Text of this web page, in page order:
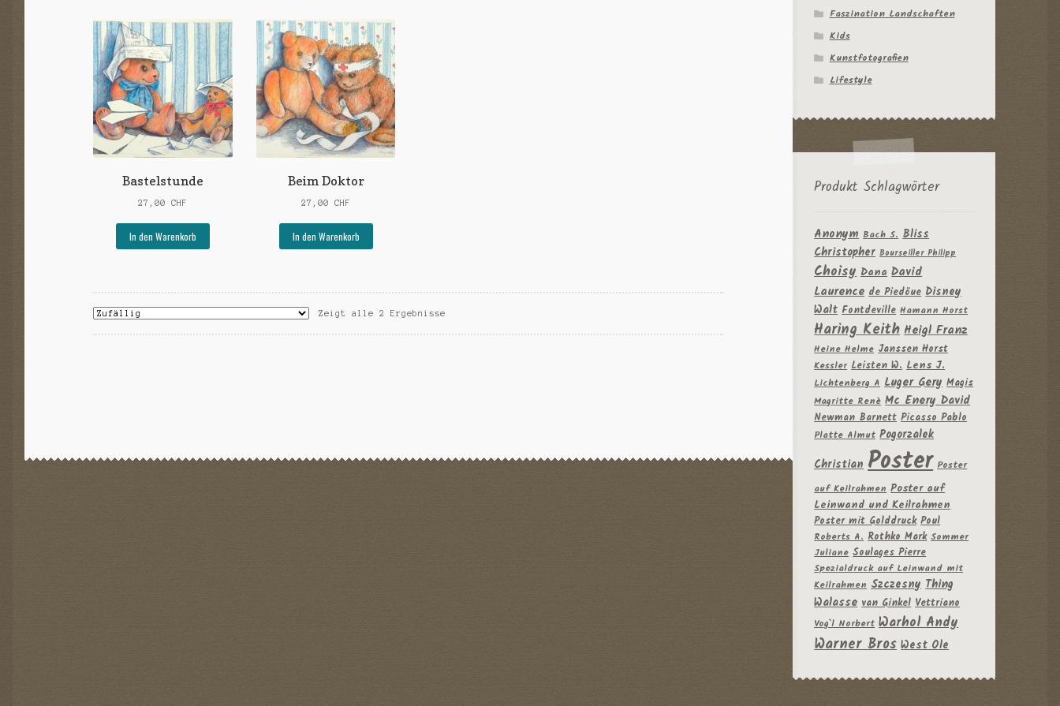
Bastelstunde
27,00 CHF
In den Warenkorb
Beim Doktor
27,00 CHF
In den Warenkorb
Zeigt alle 2 Ergebnisse
Faszination Landschaften
Kids
Kunstfotografien
Lifestyle
Produkt Schlagwörter
Anonym Bach S. Bliss
Christopher Bourseiller Philipp
Choisy Dana David
Laurence de Piedöue Disney
Walt Fontdeville Hamann Horst
Haring Keith Heigl Franz
Heine Helme Janssen Horst
Kessler Leisten W. Lens J.
Lichtenberg A Luger Gery Magis
Magritte Renè Mc Enery David
Newman Barnett Picasso Pablo
Platte Almut Pogorzalek
Christian Poster Poster
auf Keilrahmen Poster auf
Leinwand und Keilrahmen
Poster mit Golddruck Poul
Roberts A. Rothko Mark Sommer
Juliane Soulages Pierre
Spezialdruck auf Leinwand mit
Keilrahmen Szczesny Thing
Walasse van Ginkel Vettriano
Vog`l Norbert Warhol Andy
Warner Bros West Ole